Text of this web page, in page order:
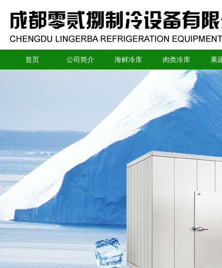
首页 公司简介 海鲜冷库 肉类冷库 果